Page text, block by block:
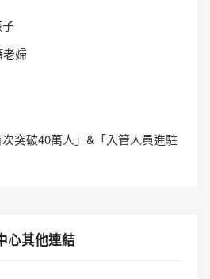
老婦
次突破40萬人」&「入管人員進駐
心其他連結